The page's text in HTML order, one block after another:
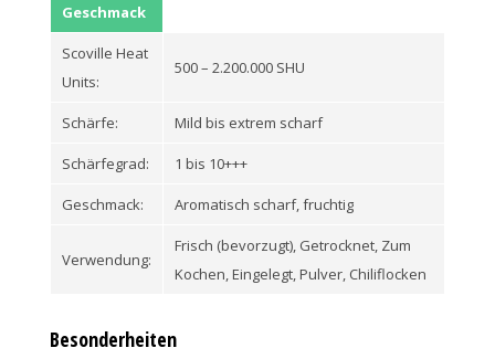
Geschmack
Scoville Heat
Units:
500 – 2.200.000 SHU
Schärfe: Mild bis extrem scharf
Schärfegrad: 1 bis 10+++
Geschmack: Aromatisch scharf, fruchtig
Verwendung:
Frisch (bevorzugt), Getrocknet, Zum
Kochen, Eingelegt, Pulver, Chiliflocken
Besonderheiten